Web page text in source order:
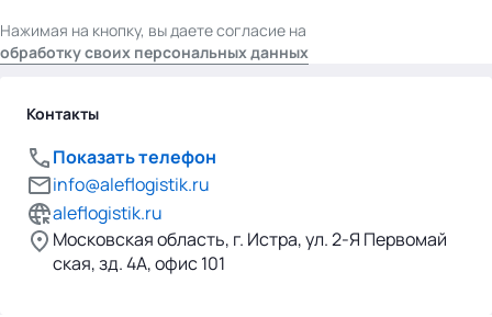
Нажимая на кнопку, вы даете согласие на
обработку своих персональных данных
Контакты
Показать телефон
info@aleflogistik.ru
aleflogistik.ru
Московская область, г. Истра, ул. 2-Я Первомай
ская, зд. 4А, офис 101